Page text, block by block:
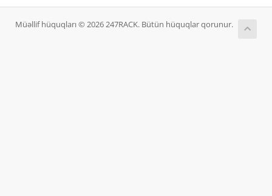
Müəllif hüquqları © 2026 247RACK. Bütün hüquqlar qorunur.